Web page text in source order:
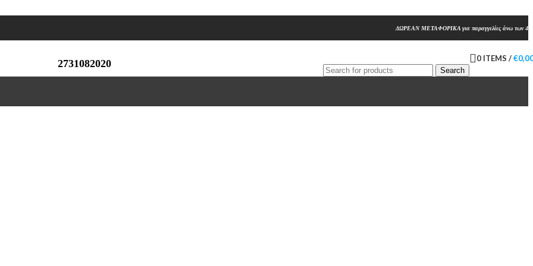
ΔΩΡΕΑΝ ΜΕΤΑΦΟΡΙΚΑ για παραγγελίες άνω των
2731082020
Search
0 ITEMS /€